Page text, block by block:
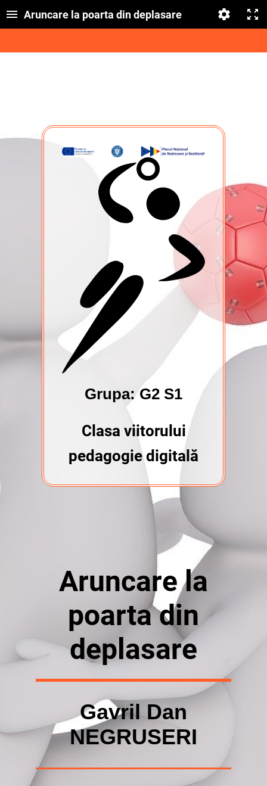
Aruncare la poarta din deplasare
Grupa: G2 S1
Clasa viitorului
pedagogie digitală
Aruncare la
poarta din
deplasare
Gavril Dan
NEGRUSERI